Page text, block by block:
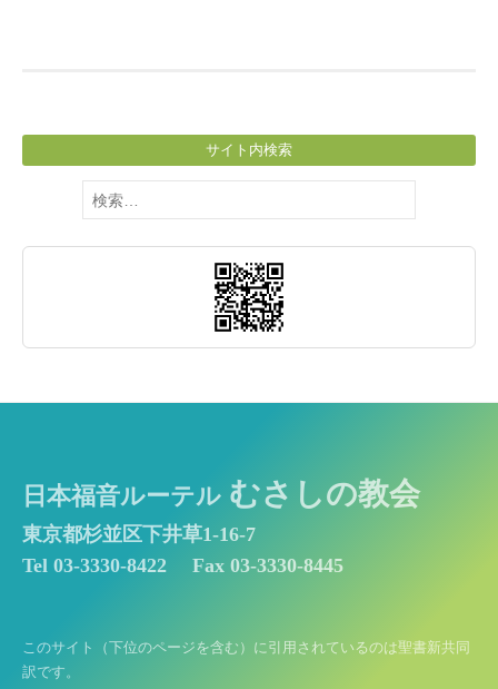
サイト内検索
検
索:
日本福音ルーテル むさしの教会
東京都杉並区下井草1-16-7
Tel 03-3330-8422
Fax 03-3330-8445
このサイト（下位のページを含む）に引用されているのは聖書新共同
訳です。